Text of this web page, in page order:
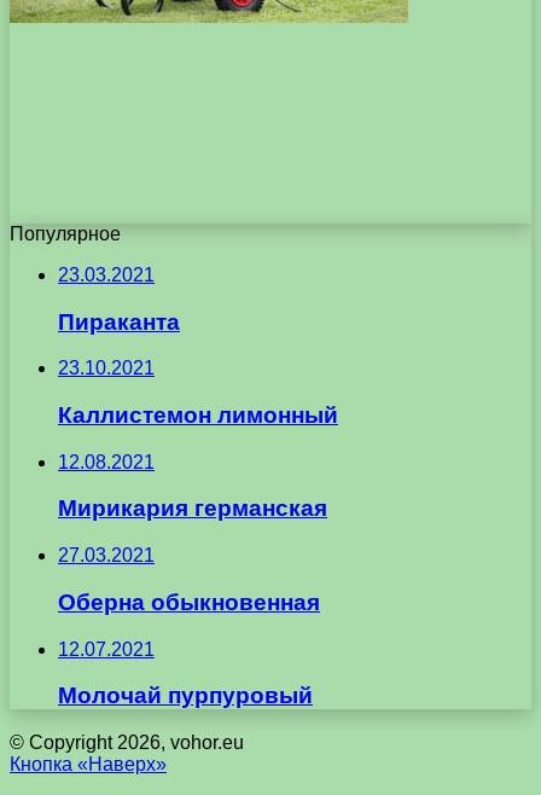
Популярное
23.03.2021
Пираканта
23.10.2021
Каллистемон лимонный
12.08.2021
Мирикария германская
27.03.2021
Оберна обыкновенная
12.07.2021
Молочай пурпуровый
© Copyright 2026, vohor.eu
Кнопка «Наверх»